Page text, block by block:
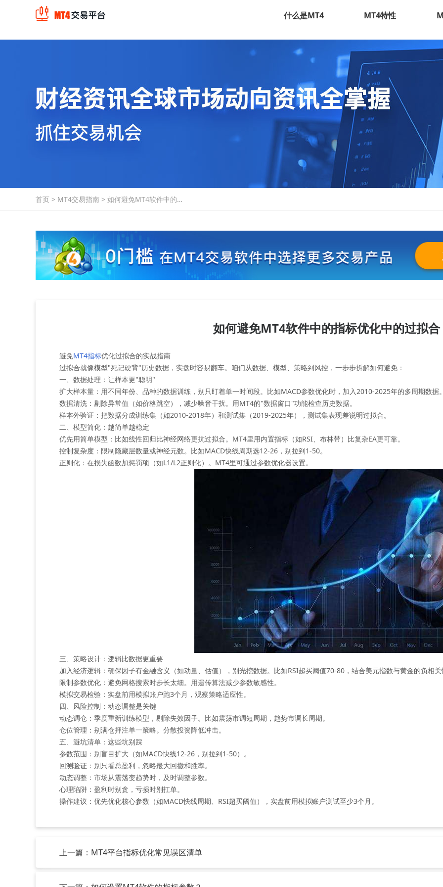
什么是MT4 MT4特性
首页 > MT4交易指南 > 如何避免MT4软件中的指
如何避免MT4软件中的指标优化中的过拟合
避免MT4指标优化过拟合的实战指南
过拟合就像模型"死记硬背"历史数据，实盘时容易翻车。咱们从数据、模型、策略到风控，一步步拆解如何避免：
一、数据处理：让样本更"聪明"
扩大样本量‌：用不同年份、品种的数据训练，别只盯着单一时间段。比如MACD参数优化时，加入2010-2025年的多周期数据
‌数据清洗‌：剔除异常值（如价格跳空），减少噪音干扰。用MT4的"数据窗口"功能检查历史数据。
‌样本外验证‌：把数据分成训练集（如2010-2018年）和测试集（2019-2025年），测试集表现差说明过拟合。
二、模型简化：越简单越稳定
‌优先用简单模型‌：比如线性回归比神经网络更抗过拟合。MT4里用内置指标（如RSI、布林带）比复杂EA更可靠。
‌控制复杂度‌：限制隐藏层数量或神经元数。比如MACD快线周期选12-26，别拉到1-50。
‌正则化‌：在损失函数加惩罚项（如L1/L2正则化）。MT4里可通过参数优化器设置。
三、策略设计：逻辑比数据更重要
加入经济逻辑‌：确保因子有金融含义（如动量、估值），别光挖数据。比如RSI超买阈值70-80，结合美元指数与黄金的负相
‌限制参数优化‌：避免网格搜索时步长太细。用遗传算法减少参数敏感性。
‌模拟交易检验‌：实盘前用模拟账户跑3个月，观察策略适应性。
四、风险控制：动态调整是关键
‌动态调仓‌：季度重新训练模型，剔除失效因子。比如震荡市调短周期，趋势市调长周期。
‌仓位管理‌：别满仓押注单一策略。分散投资降低冲击。
五、避坑清单：这些坑别踩
‌参数范围‌：别盲目扩大（如MACD快线12-26，别拉到1-50）。
‌回测验证‌：别只看总盈利，忽略最大回撤和胜率。
‌动态调整‌：市场从震荡变趋势时，及时调整参数。
‌心理陷阱‌：盈利时别贪，亏损时别扛单。
‌操作建议‌：优先优化核心参数（如MACD快线周期、RSI超买阈值），实盘前用模拟账户测试至少3个月。
上一篇：MT4平台指标优化常见误区清单